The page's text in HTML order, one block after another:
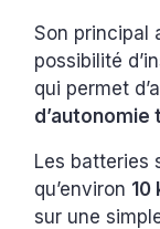
Son principal
possibilité
qui permet
d’autonomie
Les batteries
qu’environ 10
sur une